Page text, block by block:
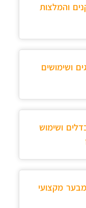
והמלצות
ושימושים
ושימוש
מקצועי